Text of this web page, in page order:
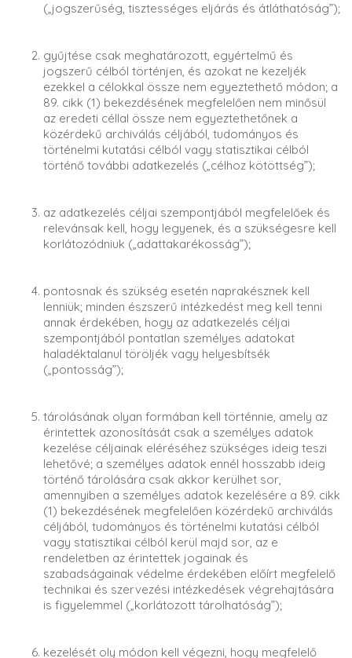
(„jogszerűség, tisztességes eljárás és átláthatóság”);
gyűjtése csak meghatározott, egyértelmű és
jogszerű célból történjen, és azokat ne kezeljék
ezekkel a célokkal össze nem egyeztethető módon; a
89. cikk (1) bekezdésének megfelelően nem minősül
az eredeti céllal össze nem egyeztethetőnek a
közérdekű archiválás céljából, tudományos és
történelmi kutatási célból vagy statisztikai célból
történő további adatkezelés („célhoz kötöttség”);
az adatkezelés céljai szempontjából megfelelőek és
relevánsak kell, hogy legyenek, és a szükségesre kell
korlátozódniuk („adattakarékosság”);
pontosnak és szükség esetén naprakésznek kell
lenniük; minden észszerű intézkedést meg kell tenni
annak érdekében, hogy az adatkezelés céljai
szempontjából pontatlan személyes adatokat
haladéktalanul töröljék vagy helyesbítsék
(„pontosság”);
tárolásának olyan formában kell történnie, amely az
érintettek azonosítását csak a személyes adatok
kezelése céljainak eléréséhez szükséges ideig teszi
lehetővé; a személyes adatok ennél hosszabb ideig
történő tárolására csak akkor kerülhet sor,
amennyiben a személyes adatok kezelésére a 89. cikk
(1) bekezdésének megfelelően közérdekű archiválás
céljából, tudományos és történelmi kutatási célból
vagy statisztikai célból kerül majd sor, az e
rendeletben az érintettek jogainak és
szabadságainak védelme érdekében előírt megfelelő
technikai és szervezési intézkedések végrehajtására
is figyelemmel („korlátozott tárolhatóság”);
kezelését oly módon kell végezni, hogy megfelelő